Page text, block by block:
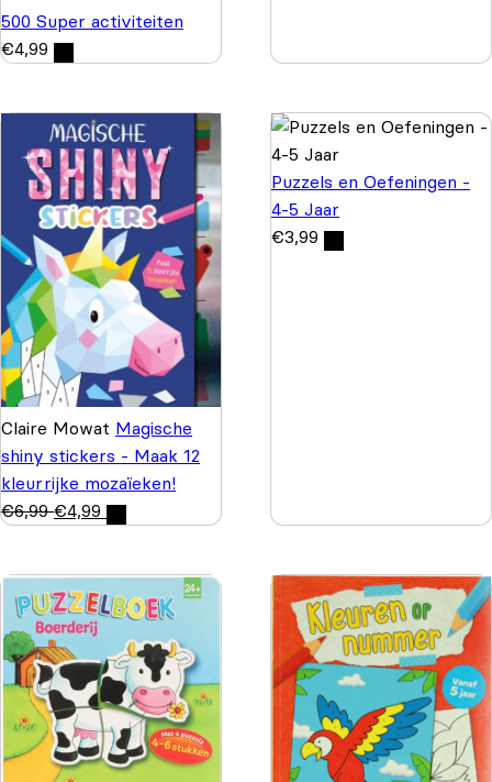
500 Super activiteiten
€4,99
Claire Mowat Magische
shiny stickers - Maak 12
kleurrijke mozaïeken!
€6,99 €4,99
Puzzels en Oefeningen -
4-5 Jaar
€3,99